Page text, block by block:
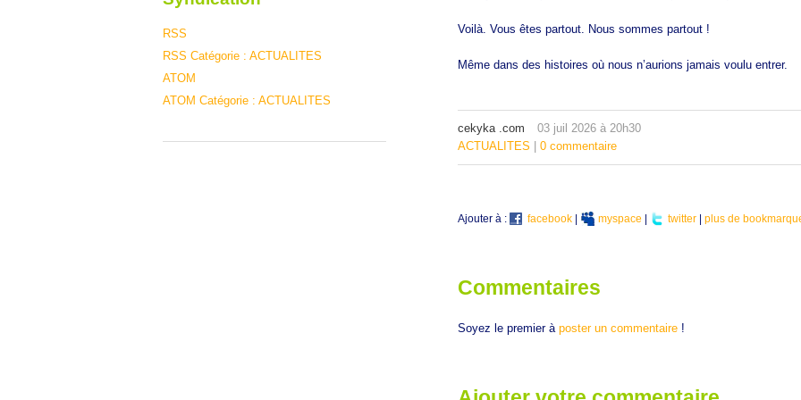
Voilà. Vous êtes partout. Nous sommes partout !
Même dans des histoires où nous n’aurions jamais voulu entrer.
cekyka .com 03 juil 2026 à 20h30
ACTUALITES
0 commentaire
Ajouter à : facebook myspace twitter plus de
Commentaires
Soyez le premier à poster un commentaire !
RSS
RSS Catégorie : ACTUALITES
ATOM
ATOM Catégorie : ACTUALITES